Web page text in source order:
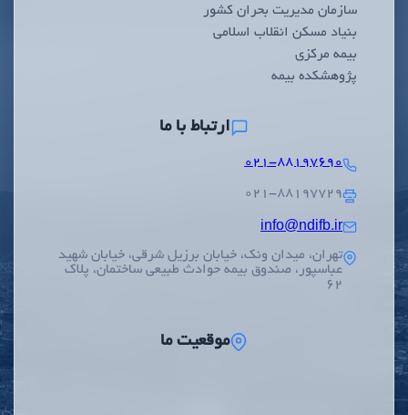
سازمان مدیریت بحران کشور
بنیاد مسکن انقلاب اسلامی
بیمه مرکزی
پژوهشکده بیمه
ارتباط با ما
۰۲۱-۸۸۱۹۷۶۹۰
۰۲۱-۸۸۱۹۷۷۲۹
info@ndifb.ir
تهران، میدان ونک، خیابان برزیل شرقی، خیابان شهید
عباسپور، صندوق بیمه حوادث طبیعی ساختمان، پلاک
62
موقعیت ما